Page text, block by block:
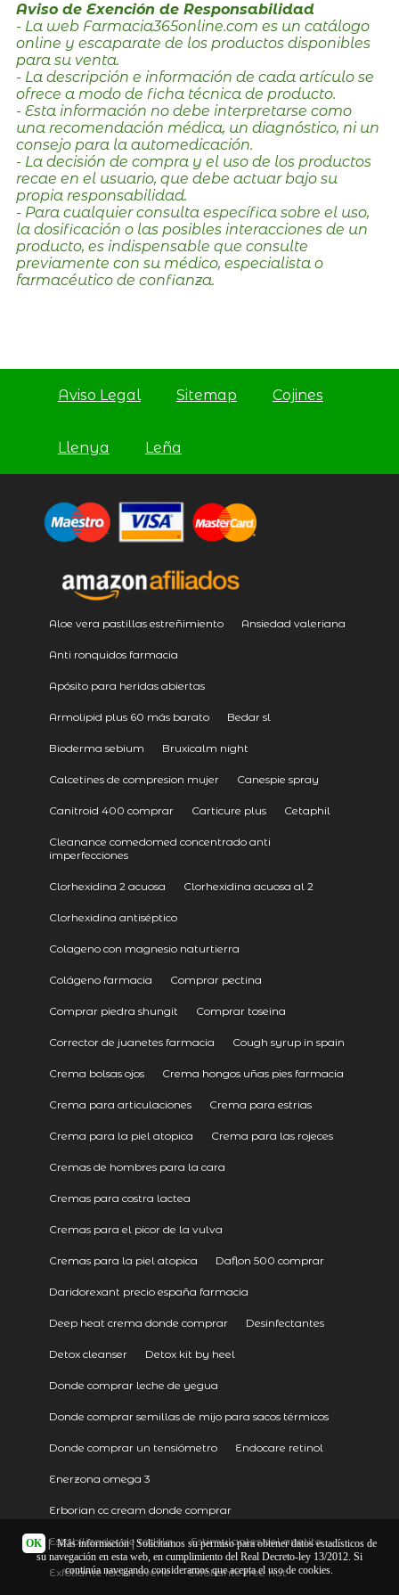
Aviso de Exención de Responsabilidad
- La web Farmacia365online.com es un catálogo
online y escaparate de los productos disponibles
para su venta.
- La descripción e información de cada artículo se
ofrece a modo de ficha técnica de producto.
- Esta información no debe interpretarse como
una recomendación médica, un diagnóstico, ni un
consejo para la automedicación.
- La decisión de compra y el uso de los productos
recae en el usuario, que debe actuar bajo su
propia responsabilidad.
- Para cualquier consulta específica sobre el uso,
la dosificación o las posibles interacciones de un
producto, es indispensable que consulte
previamente con su médico, especialista o
farmacéutico de confianza.
Aviso Legal Sitemap Cojines
Llenya Leña
Aloe vera pastillas estreñimiento Ansiedad valeriana
Anti ronquidos farmacia
Apósito para heridas abiertas
Armolipid plus 60 más barato Bedar sl
Bioderma sebium Bruxicalm night
Calcetines de compresion mujer Canespie spray
Canitroid 400 comprar Carticure plus Cetaphil
Cleanance comedomed concentrado anti
imperfecciones
Clorhexidina 2 acuosa Clorhexidina acuosa al 2
Clorhexidina antiséptico
Colageno con magnesio naturtierra
Colágeno farmacia Comprar pectina
Comprar piedra shungit Comprar toseina
Corrector de juanetes farmacia Cough syrup in spain
Crema bolsas ojos Crema hongos uñas pies farmacia
Crema para articulaciones Crema para estrias
Crema para la piel atopica Crema para las rojeces
Cremas de hombres para la cara
Cremas para costra lactea
Cremas para el picor de la vulva
Cremas para la piel atopica Daflon 500 comprar
Daridorexant precio españa farmacia
Deep heat crema donde comprar Desinfectantes
Detox cleanser Detox kit by heel
Donde comprar leche de yegua
Donde comprar semillas de mijo para sacos térmicos
Donde comprar un tensiómetro Endocare retinol
Enerzona omega 3
Erborian cc cream donde comprar
Estabilizador de rodilla Estimulantes del apetito
Exfoliante facial avene Exfoliante tree hut
OK | Más información| Solicitamos su permiso para obtener datos estadísticos de
su navegación en esta web, en cumplimiento del Real Decreto-ley 13/2012. Si
continúa navegando consideramos que acepta el uso de cookies.